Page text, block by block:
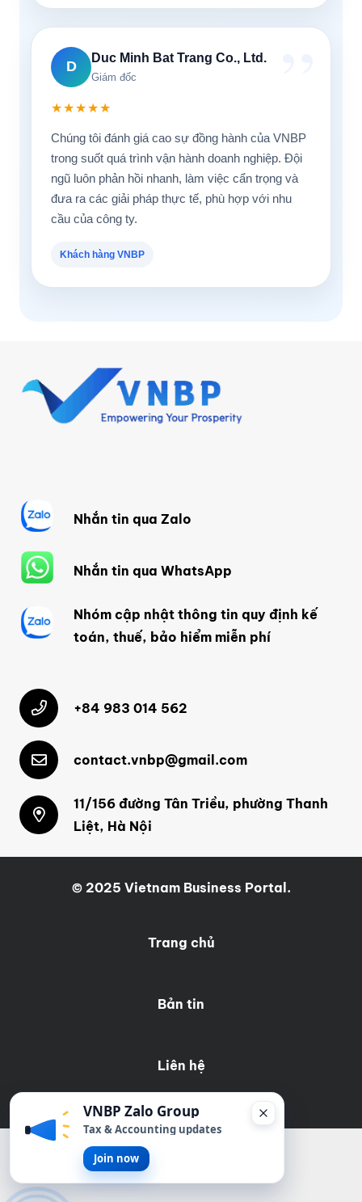
VNBP Zalo Group
Tax & Accounting updates
Join now
D
Duc Minh Bat Trang Co., Ltd.
Giám đốc
★★★★★
Chúng tôi đánh giá cao sự đồng hành của VNBP
trong suốt quá trình vận hành doanh nghiệp. Đội
ngũ luôn phản hồi nhanh, làm việc cẩn trọng và
đưa ra các giải pháp thực tế, phù hợp với nhu
cầu của công ty.
Khách hàng VNBP
Nhắn tin qua Zalo
Nhắn tin qua WhatsApp
Nhóm cập nhật thông tin quy định kế
toán, thuế, bảo hiểm miễn phí
+84 983 014 562
contact.vnbp@gmail.com
11/156 đường Tân Triều, phường Thanh
Liệt, Hà Nội
© 2025 Vietnam Business Portal.
Trang chủ
Bản tin
Liên hệ